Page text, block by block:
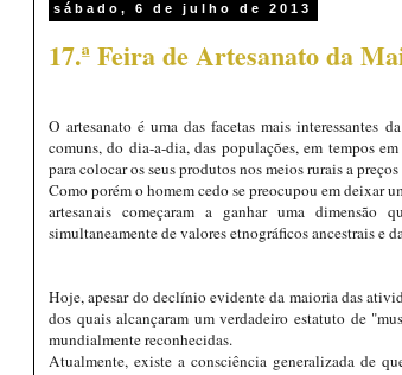
sábado, 6 de julho de 2013
17.ª Feira de Artesanato da
O artesanato é uma das facetas mais interessantes
comuns, do dia-a-dia, das populações, em tempos
para colocar os seus produtos nos meios rurais a
Como porém o homem cedo se preocupou em deixar
artesanais começaram a ganhar uma dimensão
simultaneamente de valores etnográficos ancestrais e
Hoje, apesar do declínio evidente da maioria das
dos quais alcançaram um verdadeiro estatuto de
mundialmente reconhecidas.
Atualmente, existe a consciência generalizada de